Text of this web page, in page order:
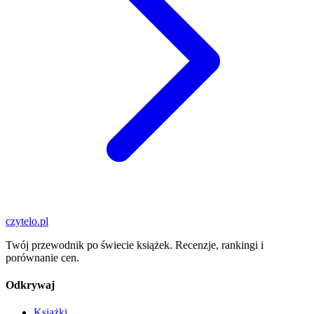
czytelo.pl
Twój przewodnik po świecie książek. Recenzje, rankingi i
porównanie cen.
Odkrywaj